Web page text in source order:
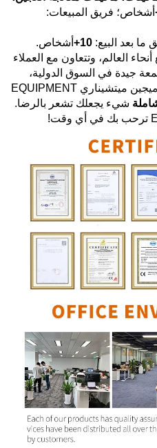
أشخاص؛ فريق المبيعات:
بعد البيع: 10+
أشخاص.
العالم، وتتعاون مع العملاء
جيدة في السوق الدولية،
ميجين ميتشيناري EQUIPMENT
شيء يجعلك تشعر بالرضا.
ترحب بك في أي وقت!